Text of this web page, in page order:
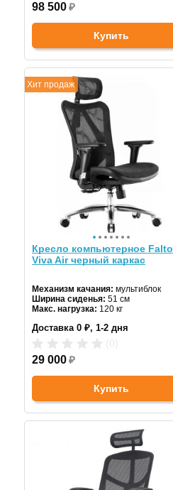
Цвет:белый
98 500₽
Купить
Хит продаж
Кресло компьютерное Falto
Viva Air черный каркас
Механизм качания: мультиблок
Ширина сиденья: 51 см
Макс. нагрузка: 120 кг
Материал спинки:сетка
Цвет:черный
Доставка 0 ₽, 1-2 дня
29 000₽
Купить